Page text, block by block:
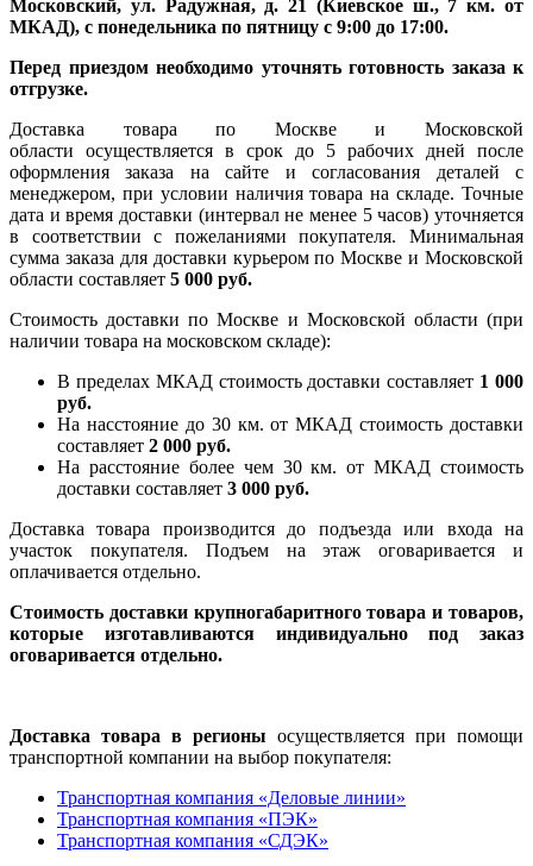
Московский, ул. Радужная, д. 21 (Киевское ш., 7 км. от
МКАД), с понедельника по пятницу с 9:00 до 17:00.
Перед приездом необходимо уточнять готовность заказа к
отгрузке.
Доставка товара по Москве и Московской
области осуществляется в срок до 5 рабочих дней после
оформления заказа на сайте и согласования деталей с
менеджером, при условии наличия товара на складе. Точные
дата и время доставки (интервал не менее 5 часов) уточняется
в соответствии с пожеланиями покупателя. Минимальная
сумма заказа для доставки курьером по Москве и Московской
области составляет 5 000 руб.
Стоимость доставки по Москве и Московской области (при
наличии товара на московском складе):
В пределах МКАД стоимость доставки составляет 1 000
руб.
На насcтояние до 30 км. от МКАД стоимость доставки
составляет 2 000 руб.
На расстояние более чем 30 км. от МКАД стоимость
доставки составляет 3 000 руб.
Доставка товара производится до подъезда или входа на
участок покупателя. Подъем на этаж оговаривается и
оплачивается отдельно.
Стоимость доставки крупногабаритного товара и товаров,
которые изготавливаются индивидуально под заказ
оговаривается отдельно.
Доставка товара в регионы осуществляется при помощи
транспортной компании на выбор покупателя:
Транспортная компания «Деловые линии»
Транспортная компания «ПЭК»
Транспортная компания «СДЭК»